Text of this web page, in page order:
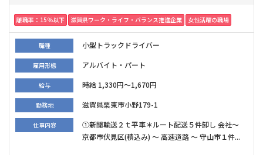
離職率：15％以下 滋賀県ワーク・ライフ・バランス推進企業 女性活躍の職場
職種 小型トラックドライバー
雇用形態 アルバイト・パート
給与 時給 1,330円～1,670円
勤務地 滋賀県栗東市小野179-1
仕事内容
①新聞輸送２ｔ平車＊ルート配送５件卸し 会社～
京都市伏見区(積込み) ～ 高速道路 ～ 守山市１件...